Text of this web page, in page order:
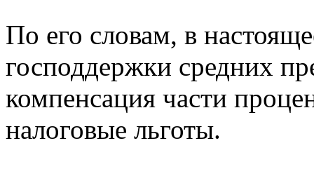
По его словам, в
господдержки средних
компенсация части
налоговые льготы.